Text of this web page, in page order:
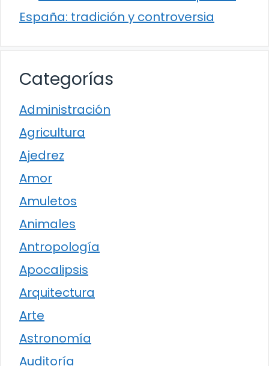
España: tradición y controversia
Categorías
Administración
Agricultura
Ajedrez
Amor
Amuletos
Animales
Antropología
Apocalipsis
Arquitectura
Arte
Astronomía
Auditoría